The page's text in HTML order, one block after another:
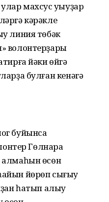
махсус уҡыуҙар
кәрәкле
линия төбәк
волонтерҙары
йәки өйгә
булған кенәгә
буйынса
Гөлнара
өсөн
йөрөп сығыу
һатып алыу